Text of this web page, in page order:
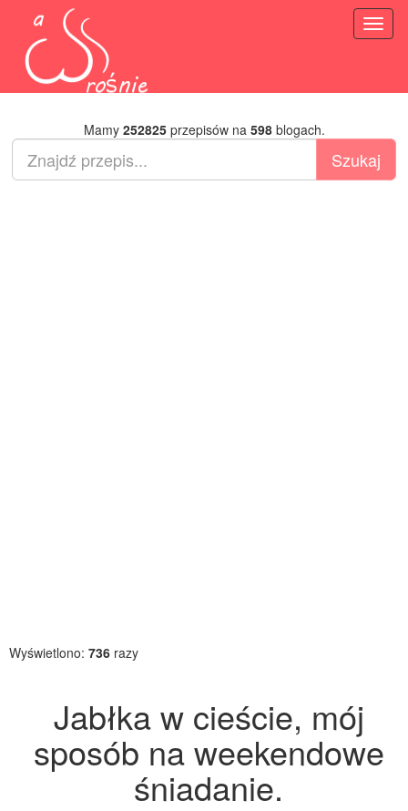
Mamy 252825przepisów na 598blogach.
Wyświetlono: 736 razy
Jabłka w cieście, mój
sposób na weekendowe
śniadanie.